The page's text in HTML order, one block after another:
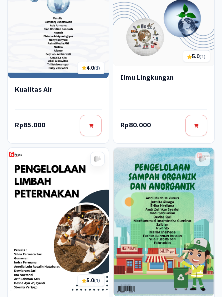
4.0(1)
Kualitas Air
Rp85.000
5.0(1)
Ilmu Lingkungan
Rp80.000
5.0(1)